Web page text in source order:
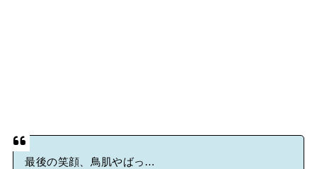
最後の笑顔、鳥肌やばっ…